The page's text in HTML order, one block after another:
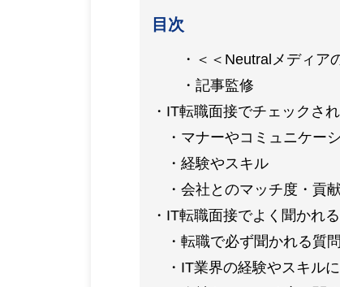
目次
＜＜Neutralメディア
記事監修
IT転職面接でチェックさ
マナーやコミュニケー
経験やスキル
会社とのマッチ度・貢
IT転職面接でよく聞かれ
転職で必ず聞かれる質問
IT業界の経験やスキル